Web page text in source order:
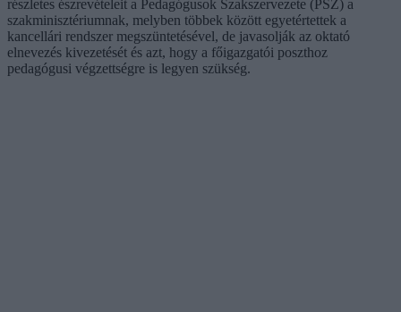
részletes észrevételeit a Pedagógusok Szakszervezete (PSZ) a
szakminisztériumnak, melyben többek között egyetértettek a
kancellári rendszer megszüntetésével, de javasolják az oktató
elnevezés kivezetését és azt, hogy a főigazgatói poszthoz
pedagógusi végzettségre is legyen szükség.